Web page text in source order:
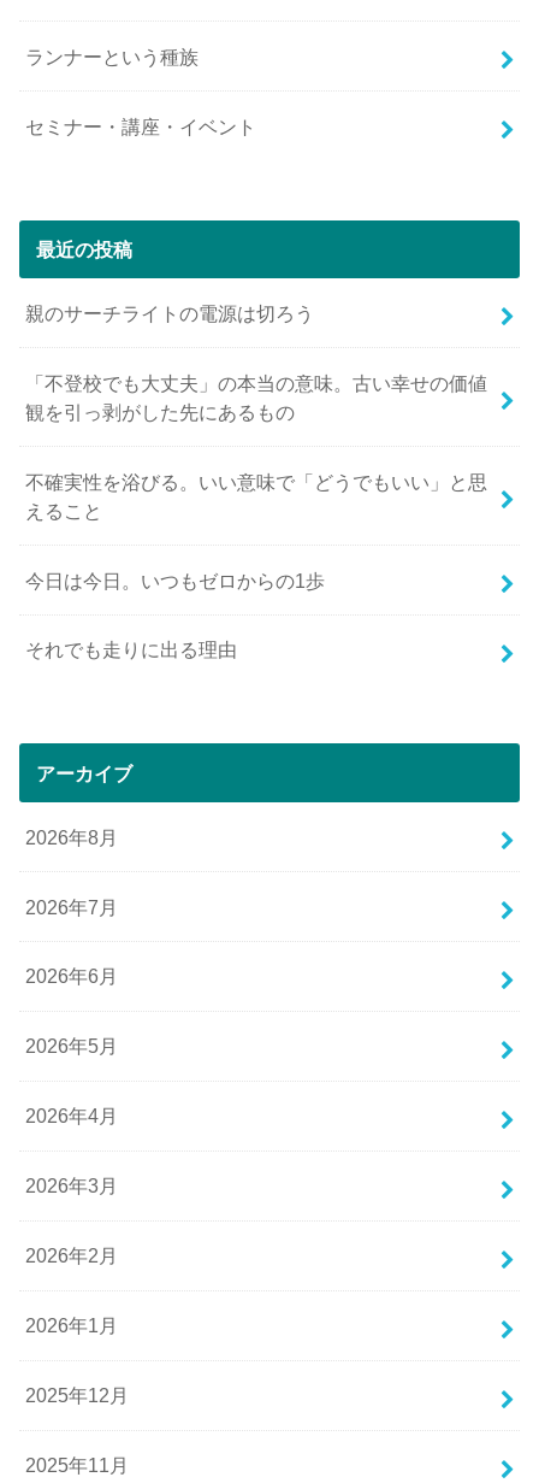
ランナーという種族
セミナー・講座・イベント
最近の投稿
親のサーチライトの電源は切ろう
「不登校でも大丈夫」の本当の意味。古い幸せの価値
観を引っ剥がした先にあるもの
不確実性を浴びる。いい意味で「どうでもいい」と思
えること
今日は今日。いつもゼロからの1歩
それでも走りに出る理由
アーカイブ
2026年8月
2026年7月
2026年6月
2026年5月
2026年4月
2026年3月
2026年2月
2026年1月
2025年12月
2025年11月